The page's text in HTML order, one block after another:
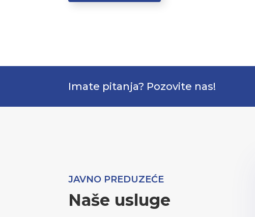
Imate pitanja? Pozovite nas!
JAVNO PREDUZEĆE
Naše usluge